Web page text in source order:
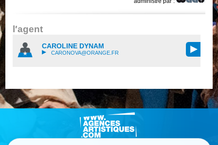
l′agent
CAROLINE DYNAM
CARONOVA@ORANGE.FR